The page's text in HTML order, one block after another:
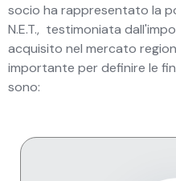
socio ha rappresentato la
N.E.T., testimoniata
acquisito nel mercato
importante per definire le
sono: